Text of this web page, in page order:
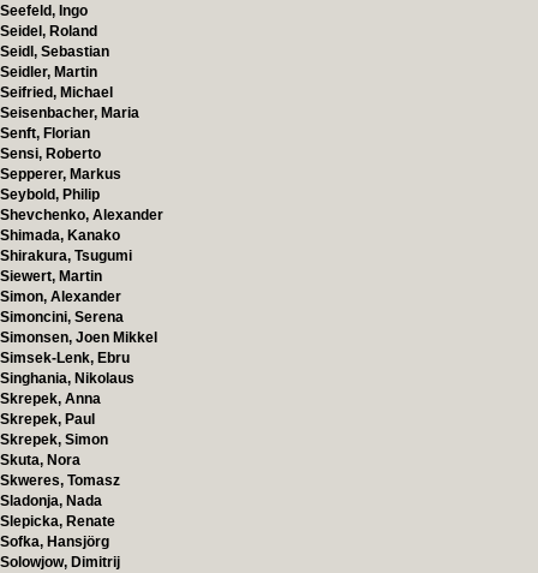
Seefeld, Ingo
Seidel, Roland
Seidl, Sebastian
Seidler, Martin
Seifried, Michael
Seisenbacher, Maria
Senft, Florian
Sensi, Roberto
Sepperer, Markus
Seybold, Philip
Shevchenko, Alexander
Shimada, Kanako
Shirakura, Tsugumi
Siewert, Martin
Simon, Alexander
Simoncini, Serena
Simonsen, Joen Mikkel
Simsek-Lenk, Ebru
Singhania, Nikolaus
Skrepek, Anna
Skrepek, Paul
Skrepek, Simon
Skuta, Nora
Skweres, Tomasz
Sladonja, Nada
Slepicka, Renate
Sofka, Hansjörg
Solowjow, Dimitrij